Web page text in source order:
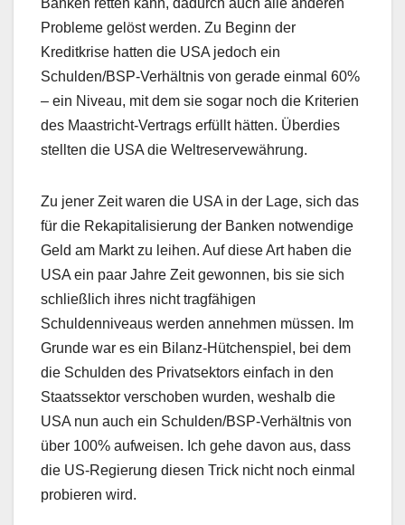
Banken retten kann, dadurch auch alle anderen
Probleme gelöst werden. Zu Beginn der
Kreditkrise hatten die USA jedoch ein
Schulden/BSP-Verhältnis von gerade einmal 60%
– ein Niveau, mit dem sie sogar noch die Kriterien
des Maastricht-Vertrags erfüllt hätten. Überdies
stellten die USA die Weltreservewährung.
Zu jener Zeit waren die USA in der Lage, sich das
für die Rekapitalisierung der Banken notwendige
Geld am Markt zu leihen. Auf diese Art haben die
USA ein paar Jahre Zeit gewonnen, bis sie sich
schließlich ihres nicht tragfähigen
Schuldenniveaus werden annehmen müssen. Im
Grunde war es ein Bilanz-Hütchenspiel, bei dem
die Schulden des Privatsektors einfach in den
Staatssektor verschoben wurden, weshalb die
USA nun auch ein Schulden/BSP-Verhältnis von
über 100% aufweisen. Ich gehe davon aus, dass
die US-Regierung diesen Trick nicht noch einmal
probieren wird.